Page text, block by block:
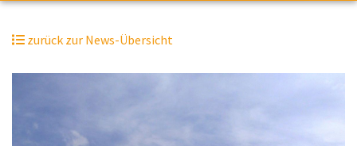
zurück zur News-Übersicht